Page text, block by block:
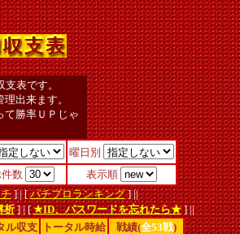
表です。
出来ます。
て勝率ＵＰじゃ
曜日別
数
表示順
] | [パチプロランキング] ||
析] | [★ID、パスワードを忘れたら★] ||
ル収支 トータル時給 戦績(全53戦)